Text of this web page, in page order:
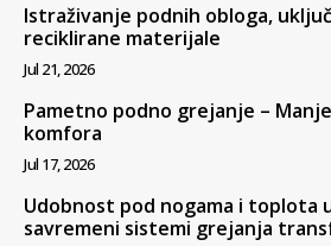
Istraživanje podnih obloga,
reciklirane materijale
Jul 21, 2026
Pametno podno grejanje –
komfora
Jul 17, 2026
Udobnost pod nogama i toplota
savremeni sistemi grejanja